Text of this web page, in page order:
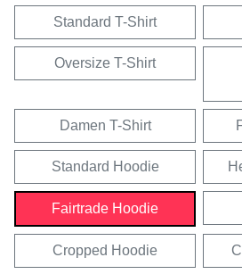
Standard T-Shirt
Oversize T-Shirt
Damen T-Shirt
Standard Hoodie
Fairtrade Hoodie
Cropped Hoodie